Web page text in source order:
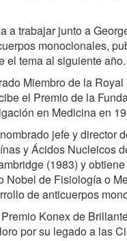
a trabajar junto a
monoclonales,
el tema al siguiente año.
Miembro de la
el Premio de la
en Medicina en
jefe y director
y Ácidos Nucleicos
(1983) y
Nobel de Fisiología o
de anticuerpos
Konex de
por su legado a las